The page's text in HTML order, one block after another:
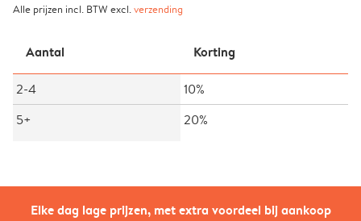
Elke dag lage prijzen, met extra voordeel bij aankoop
Alle prijzen incl. BTW excl.verzending
Aantal Korting
2-4
10%
5+
20%